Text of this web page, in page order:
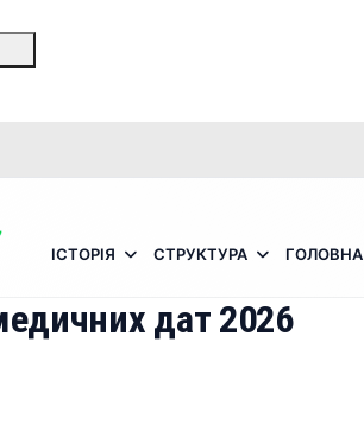
ІСТОРІЯ СТРУКТУРА ГОЛОВНА
дат 2026